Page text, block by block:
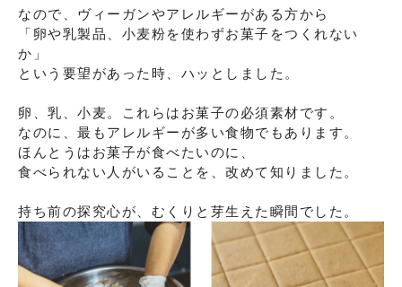
なので、ヴィーガンやアレルギーがある方から
「卵や乳製品、小麦粉を使わずお菓子をつくれない
か」
という要望があった時、ハッとしました。
卵、乳、小麦。これらはお菓子の必須素材です。
なのに、最もアレルギーが多い食物でもあります。
ほんとうはお菓子が食べたいのに、
食べられない人がいることを、改めて知りました。
持ち前の探究心が、むくりと芽生えた瞬間でした。